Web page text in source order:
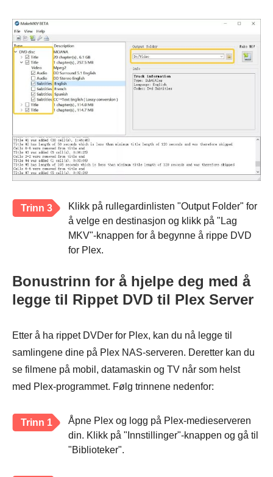
Trinn 3
Klikk på rullegardinlisten "Output Folder" for
å velge en destinasjon og klikk på "Lag
MKV"-knappen for å begynne å rippe DVD
for Plex.
Bonustrinn for å hjelpe deg med å
legge til Rippet DVD til Plex Server
Etter å ha rippet DVDer for Plex, kan du nå legge til
samlingene dine på Plex NAS-serveren. Deretter kan du
se filmene på mobil, datamaskin og TV når som helst
med Plex-programmet. Følg trinnene nedenfor:
Trinn 1
Åpne Plex og logg på Plex-medieserveren
din. Klikk på "Innstillinger"-knappen og gå til
"Biblioteker".